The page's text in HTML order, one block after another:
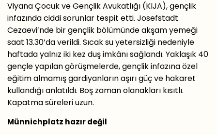
Viyana Çocuk ve Gençlik Avukatlığı (KIJA), gençlik
infazında ciddi sorunlar tespit etti. Josefstadt
Cezaevi’nde bir gençlik bölümünde akşam yemeği
saat 13.30’da verildi. Sıcak su yetersizliği nedeniyle
haftada yalnız iki kez duş imkânı sağlandı. Yaklaşık 40
gençle yapılan görüşmelerde, gençlik infazına özel
eğitim almamış gardiyanların aşırı güç ve hakaret
kullandığı anlatıldı. Boş zaman olanakları kısıtlı.
Kapatma süreleri uzun.
Münnichplatz hazır değil